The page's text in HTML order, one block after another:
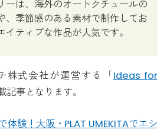
ーは、海外のオートクチュールの
、季節感のある素材で制作してお
イティブな作品が人気です。
株式会社が運営する「Ideas for
記事となります。
体験！大阪・PLAT UMEKITAでエシ